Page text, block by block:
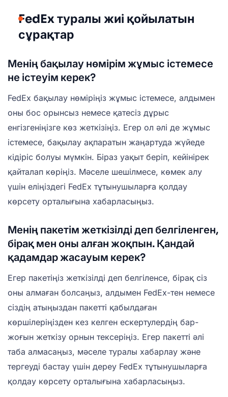
FedEx туралы жиі қойылатын
сұрақтар
Менің бақылау нөмірім жұмыс істемесе
не істеуім керек?
FedEx бақылау нөміріңіз жұмыс істемесе, алдымен
оны бос орынсыз немесе қатесіз дұрыс
енгізгеніңізге көз жеткізіңіз. Егер ол әлі де жұмыс
істемесе, бақылау ақпаратын жаңартуда жүйеде
кідіріс болуы мүмкін. Біраз уақыт беріп, кейінірек
қайталап көріңіз. Мәселе шешілмесе, көмек алу
үшін еліңіздегі FedEx тұтынушыларға қолдау
көрсету орталығына хабарласыңыз.
Менің пакетім жеткізілді деп белгіленген,
бірақ мен оны алған жоқпын. Қандай
қадамдар жасауым керек?
Егер пакетіңіз жеткізілді деп белгіленсе, бірақ сіз
оны алмаған болсаңыз, алдымен FedEx-тен немесе
сіздің атыңыздан пакетті қабылдаған
көршілеріңізден кез келген ескертулердің бар-
жоғын жеткізу орнын тексеріңіз. Егер пакетті әлі
таба алмасаңыз, мәселе туралы хабарлау және
тергеуді бастау үшін дереу FedEx тұтынушыларға
қолдау көрсету орталығына хабарласыңыз.